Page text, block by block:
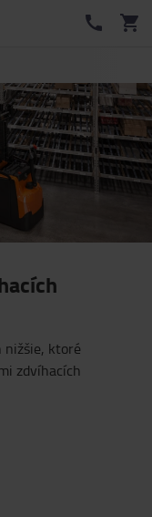
nižšie, ktoré
zdvíhacích